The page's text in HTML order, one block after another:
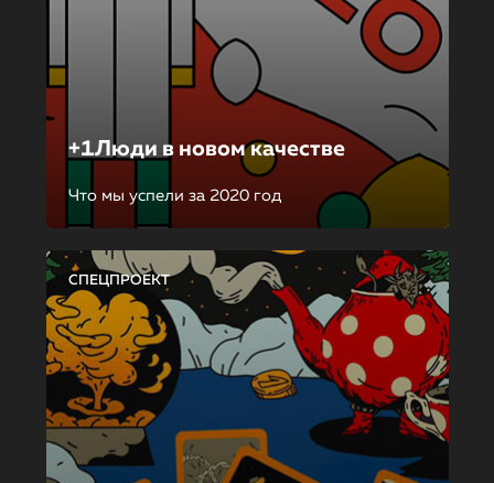
+1Люди в новом качестве
Что мы успели за 2020 год
СПЕЦПРОЕКТ